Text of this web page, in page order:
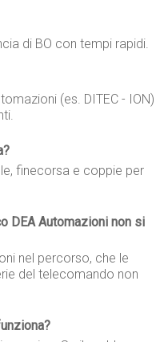
di BO con tempi rapidi.
(es. DITEC - ION)
finecorsa e coppie per
DEA Automazioni non si
nel percorso, che le
del telecomando non